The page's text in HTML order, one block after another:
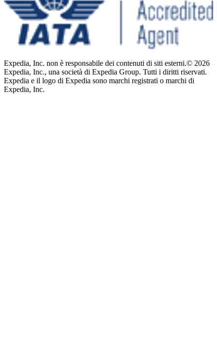
Expedia, Inc. non è responsabile dei contenuti di siti esterni.© 2026
Expedia, Inc., una società di Expedia Group. Tutti i diritti riservati.
Expedia e il logo di Expedia sono marchi registrati o marchi di
Expedia, Inc.